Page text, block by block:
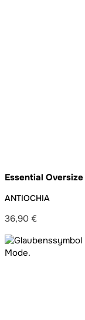
Essential
ANTIOCHIA
36,90 €